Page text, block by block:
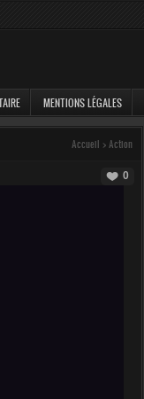
MENTIONS LÉGALES
Accueil > Action
0